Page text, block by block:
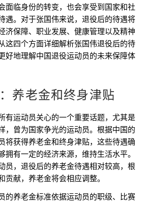
面临身份的转变，也会享受到国家和社
遇。对于张国伟来说，退役后的待遇将
济保障、职业发展、健康管理以及精神
这四个方面详细解析张国伟退役后的待
好地理解中国退役运动员的未来保障体
养老金和终身津贴
有运动员关心的一个重要话题，尤其是
，曾为国家争光的运动员。根据中国的
将获得养老金和终身津贴，这些待遇确
拥有一定的经济来源，维持生活水平。
员，退役后的养老金待遇相对较高，根
贡献，养老金将会相应调整。
的养老金标准依据运动员的职级、比赛